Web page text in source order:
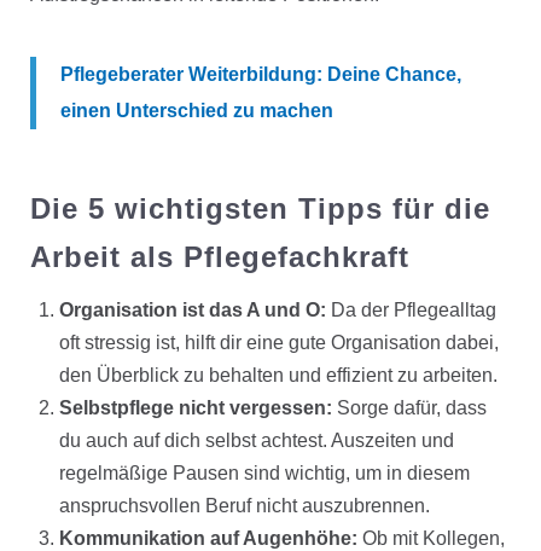
Pflegeberater Weiterbildung: Deine Chance,
einen Unterschied zu machen
Die 5 wichtigsten Tipps für die
Arbeit als Pflegefachkraft
Organisation ist das A und O: Da der Pflegealltag
oft stressig ist, hilft dir eine gute Organisation dabei,
den Überblick zu behalten und effizient zu arbeiten.
Selbstpflege nicht vergessen: Sorge dafür, dass
du auch auf dich selbst achtest. Auszeiten und
regelmäßige Pausen sind wichtig, um in diesem
anspruchsvollen Beruf nicht auszubrennen.
Kommunikation auf Augenhöhe: Ob mit Kollegen,